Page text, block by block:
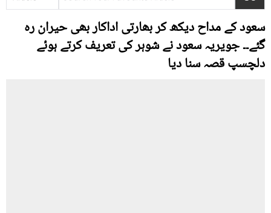
سعود کے مداح دیکھ کر بھارتی اداکار بھی حیران رہ
گئے۔۔ جویریہ سعود نے شوہر کی تعریف کرتے ہوئے
دلچسپ قصہ سنا دیا